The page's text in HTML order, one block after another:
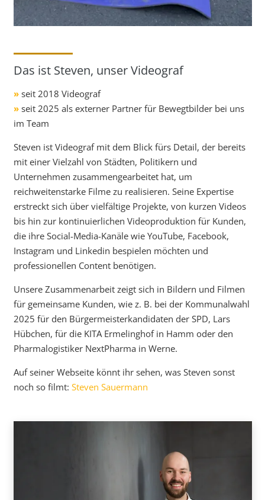
Das ist Steven, unser Videograf
»seit 2018 Videograf
»seit 2025 als externer Partner für Bewegtbilder bei uns
im Team
Steven ist Videograf mit dem Blick fürs Detail, der bereits
mit einer Vielzahl von Städten, Politikern und
Unternehmen zusammengearbeitet hat, um
reichweitenstarke Filme zu realisieren. Seine Expertise
erstreckt sich über vielfältige Projekte, von kurzen Videos
bis hin zur kontinuierlichen Videoproduktion für Kunden,
die ihre Social-Media-Kanäle wie YouTube, Facebook,
Instagram und Linkedin bespielen möchten und
professionellen Content benötigen.
Unsere Zusammenarbeit zeigt sich in Bildern und Filmen
für gemeinsame Kunden, wie z. B. bei der Kommunalwahl
2025 für den Bürgermeisterkandidaten der SPD, Lars
Hübchen, für die KITA Ermelinghof in Hamm oder den
Pharmalogistiker NextPharma in Werne.
Auf seiner Webseite könnt ihr sehen, was Steven sonst
noch so filmt: Steven Sauermann